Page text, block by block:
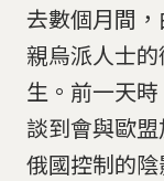
去數個月間
親烏派人士
生。前一天
談到會與歐
俄國控制的陰